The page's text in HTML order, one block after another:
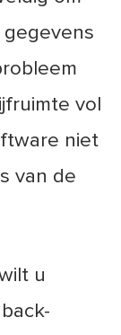
vol
niet
van de
u